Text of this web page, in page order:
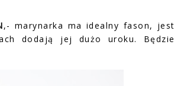
,- marynarka ma idealny fason, jest
dodają jej dużo uroku. Będzie